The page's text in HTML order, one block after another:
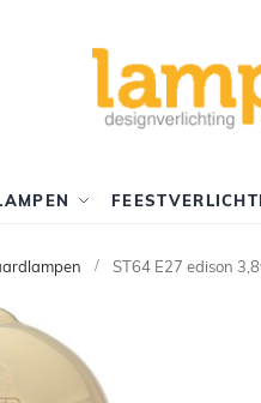
ST64 E27 edison